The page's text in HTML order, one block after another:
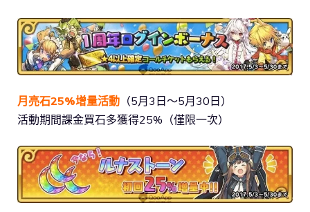
月亮石25%增量活動 （5月3日～5月30日）
活動期間課金買石多獲得25%（僅限一次）